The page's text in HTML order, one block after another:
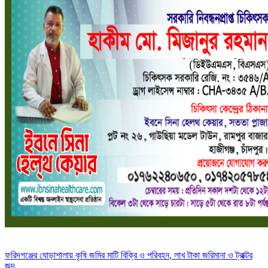
Post
ফরিদগঞ্জের ঘোড়াশালায় কৃষি জমির মাটি বিক্রি ও পরিবহন, লাখ টাকা জরিমানা ও ট্রাক্টর
জব্দ